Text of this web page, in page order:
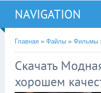
NAVIGATION
Главная » Файлы » Фильмы
Скачать
хорошем